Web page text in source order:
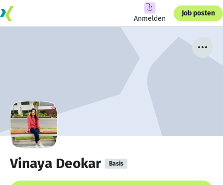
Anmelden
Job posten
Vinaya Deokar Basis